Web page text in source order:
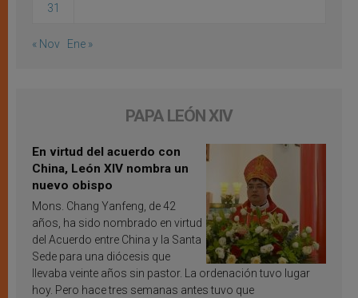
31
« Nov Ene »
PAPA LEÓN XIV
En virtud del acuerdo con
China, León XIV nombra un
nuevo obispo
Mons. Chang Yanfeng, de 42
años, ha sido nombrado en virtud
del Acuerdo entre China y la Santa
Sede para una diócesis que
llevaba veinte años sin pastor. La ordenación tuvo lugar
hoy. Pero hace tres semanas antes tuvo que